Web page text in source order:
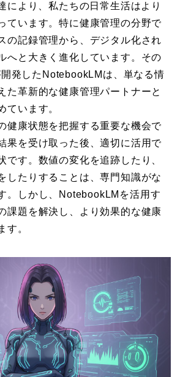
により、私たちの日常生活はより
ています。特に健康管理の分野で
の記録管理から、デジタル化され
へと大きく進化しています。その
発したNotebookLMは、単なる情
た革新的な健康管理パートナーと
ています。
健康状態を把握する重要な機会で
果を受け取った後、適切に活用で
です。数値の変化を追跡したり、
したりすることは、専門知識がな
。しかし、NotebookLMを活用す
課題を解決し、より効果的な健康
す。